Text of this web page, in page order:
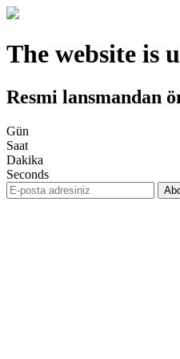
The website is
Resmi lansmandan
Gün
Saat
Dakika
Seconds